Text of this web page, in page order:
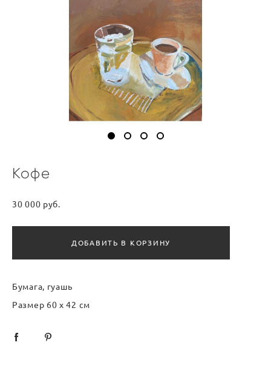
Кофе
30 000 pуб.
ДОБАВИТЬ В КОРЗИНУ
Бумага, гуашь
Размер 60 х 42 см